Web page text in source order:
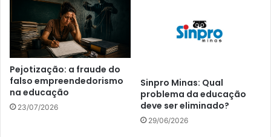
Pejotização: a fraude do
falso empreendedorismo
na educação
23/07/2026
Sinpro Minas: Qual
problema da educação
deve ser eliminado?
29/06/2026